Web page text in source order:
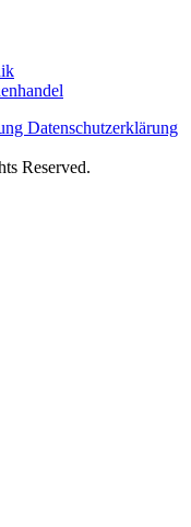
Datenschutzerklärung
Reserved.